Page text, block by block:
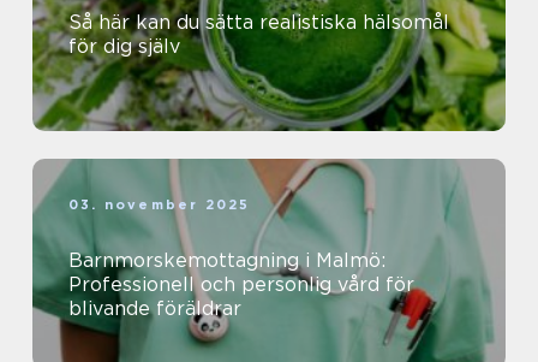
Så här kan du sätta realistiska hälsomål
för dig själv
03. november 2025
Barnmorskemottagning i Malmö:
Professionell och personlig vård för
blivande föräldrar